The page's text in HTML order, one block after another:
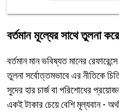
বর্তমান মূল্যের সাথে তুলনা
বর্তমান মান ভবিষ্যত মানের
তুলনা সর্বোত্তমভাবে এর নীতিকে
সুদের হার চার্জ বা পরিশোধের
একই টাকার চেয়ে বেশি মূল্যবান -